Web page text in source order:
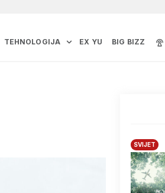
TEHNOLOGIJA EX YU BIG BIZZ
SVIJET